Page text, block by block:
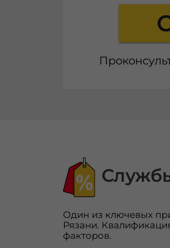
Один из ключевых
Рязани.
факторов.